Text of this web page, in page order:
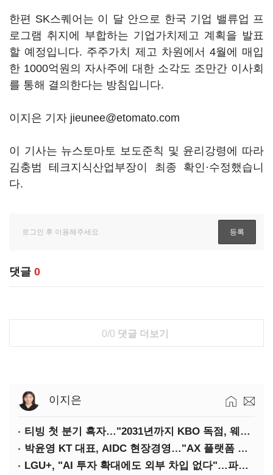
한편 SK스퀘어는 이 달 안으로 한국 기업 밸류업 프
로그램 취지에 부합하는 기업가치제고 계획을 발표
할 예정입니다. 주주가치 제고 차원에서 4월에 매입
한 1000억원의 자사주에 대한 소각도 조만간 이사회
를 통해 결의한다는 방침입니다.
이지은 기자 jieunee@etomato.com
이 기사는 뉴스토마토 보도준칙 및 윤리강령에 따라
김충범 테크지식산업부장이 최종 확인·수정했습니
다.
댓글 0
0/0 댓글 더보기
이지은
티빙 첫 분기 흑자…"2031년까지 KBO 독점, 웨이브 합병도 속도"
박윤영 KT 대표, AIDC 현장경영…"AX 플랫폼 핵심 인프라로 키운다"
LGU+, "AI 투자 확대에도 외부 차입 없다"…파주 AIDC 수익성 자신